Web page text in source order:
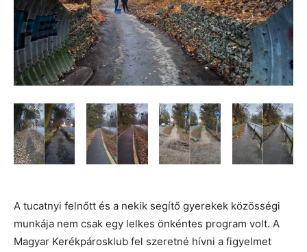
A tucatnyi felnőtt és a nekik segítő gyerekek közösségi
munkája nem csak egy lelkes önkéntes program volt. A
Magyar Kerékpárosklub fel szeretné hívni a figyelmet